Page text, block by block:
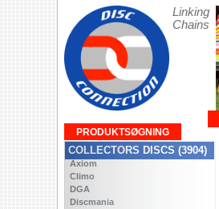
Linking
Chains
PRODUKTSØGNING
COLLECTORS DISCS (3904)
Axiom
Climo
DGA
Discmania